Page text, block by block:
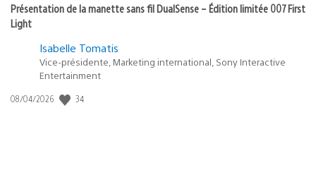
Présentation de la manette sans fil DualSense – Édition limitée 007 First
Light
Isabelle Tomatis
Vice-présidente, Marketing international, Sony Interactive
Entertainment
Date
08/04/2026 34